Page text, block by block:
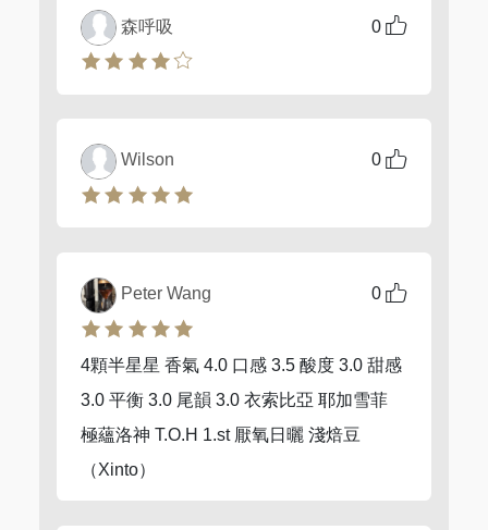
0
森呼吸
0
Wilson
0
Peter Wang
4顆半星星 香氣 4.0 口感 3.5 酸度 3.0 甜感
3.0 平衡 3.0 尾韻 3.0 衣索比亞 耶加雪菲
極蘊洛神 T.O.H 1.st 厭氧日曬 淺焙豆
（Xinto）